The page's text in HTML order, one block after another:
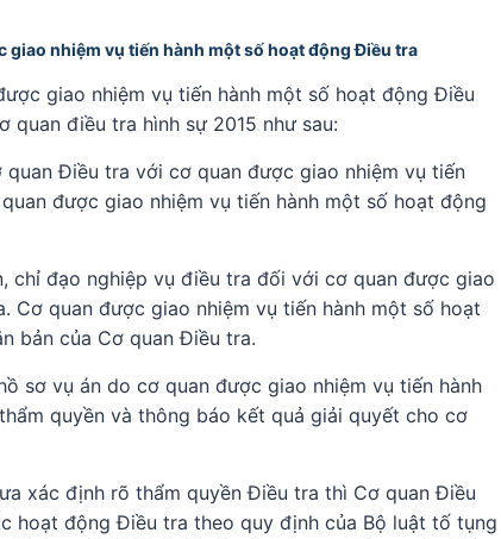
giao nhiệm vụ tiến hành một số hoạt động Điều tra
giao nhiệm vụ tiến hành một số hoạt động Điều
điều tra hình sự 2015 như sau:
Điều tra với cơ quan được giao nhiệm vụ tiến
được giao nhiệm vụ tiến hành một số hoạt động
chỉ đạo nghiệp vụ điều tra đối với cơ quan được giao
Cơ quan được giao nhiệm vụ tiến hành một số hoạt
bản của Cơ quan Điều tra.
sơ vụ án do cơ quan được giao nhiệm vụ tiến hành
quyền và thông báo kết quả giải quyết cho cơ
xác định rõ thẩm quyền Điều tra thì Cơ quan Điều
hoạt động Điều tra theo quy định của Bộ luật tố tụng